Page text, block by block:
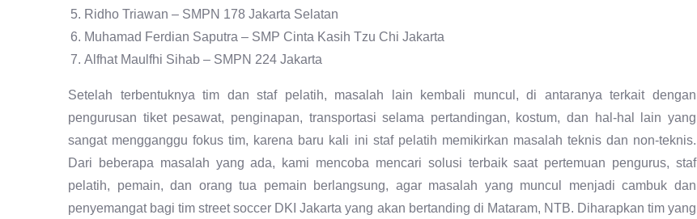
Ridho Triawan – SMPN 178 Jakarta Selatan
Muhamad Ferdian Saputra – SMP Cinta Kasih Tzu Chi Jakarta
Alfhat Maulfhi Sihab – SMPN 224 Jakarta
Setelah terbentuknya tim dan staf pelatih, masalah lain kembali muncul, di antaranya terkait dengan
pengurusan tiket pesawat, penginapan, transportasi selama pertandingan, kostum, dan hal-hal lain yang
sangat mengganggu fokus tim, karena baru kali ini staf pelatih memikirkan masalah teknis dan non-teknis.
Dari beberapa masalah yang ada, kami mencoba mencari solusi terbaik saat pertemuan pengurus, staf
pelatih, pemain, dan orang tua pemain berlangsung, agar masalah yang muncul menjadi cambuk dan
penyemangat bagi tim street soccer DKI Jakarta yang akan bertanding di Mataram, NTB. Diharapkan tim yang